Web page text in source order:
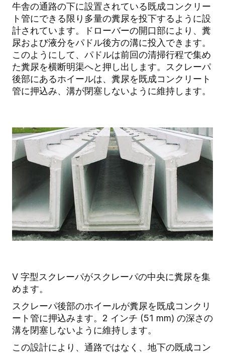
牛舎の通路の下に設置されている既成コンクリー
ト管にできる限り多量の糞尿を投下するように設
計されています。ドローバーの開口部により、糞
尿および液分をパドル後方の溝に投入できます。
このようにして、パドルは前回の清掃行程で集め
た糞尿を横断明渠へと押し出します。スクレーパ
後部にあるホイールは、糞尿を既成コンクリート
管に押込み、溝が閉塞しないように維持します。
V 字型スクレーパがスクレーパの中央に糞尿を集
めます。
スクレーパ後部のホイールが糞尿を既成コンクリ
ート管に押込みます。2 インチ (51 mm) の深さの
溝を閉塞しないように維持します。
この設計により、通路ではなく、地下の既成コン